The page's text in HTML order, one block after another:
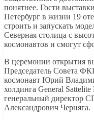
понятнее. Гости
Петербург в жизни 19
строить и запускать
Северная столица с
космонавтов и смогут
В церемонии открытия
Председатель Совета
космонавт Юрий
холдинга General
генеральный
Александрович Черняга.